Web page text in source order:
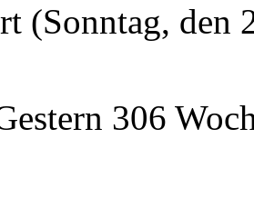
(Sonntag, den
306